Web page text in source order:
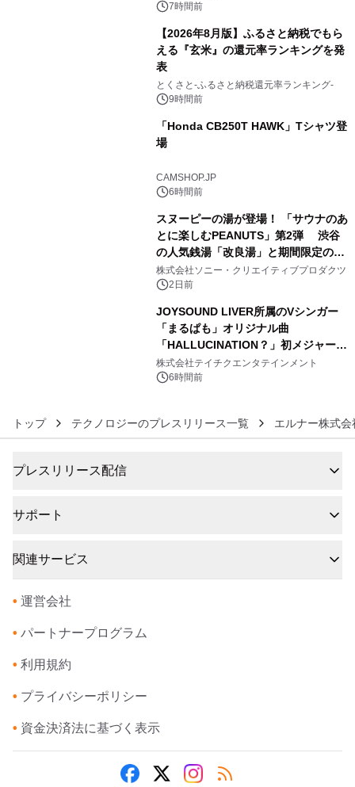
スの2施設で
7時間前
【2026年8月版】ふるさと納税でもら
える『玄米』の還元率ランキングを発
表
とくさと-ふるさと納税還元率ランキング-
9時間前
「Honda CB250T HAWK」Tシャツ登
場
CAMSHOP.JP
6時間前
スヌーピーの湯が登場！ 「サウナのあ
とに楽しむPEANUTS」第2弾 渋谷
の人気銭湯「改良湯」と期間限定のコ
ラボレーション サウナイキタイコラ
ボグッズも発売決定！
株式会社ソニー・クリエイティブプロダクツ
2日前
JOYSOUND LIVER所属のVシンガー
「まるぱも」オリジナル曲
「HALLUCINATION？」初メジャー配
信リリース決定！
株式会社テイチクエンタテインメント
6時間前
トップ テクノロジーのプレスリリース一覧 エルナー株式会
プレスリリース配信
サポート
関連サービス
• 運営会社
• パートナープログラム
• 利用規約
• プライバシーポリシー
• 資金決済法に基づく表示